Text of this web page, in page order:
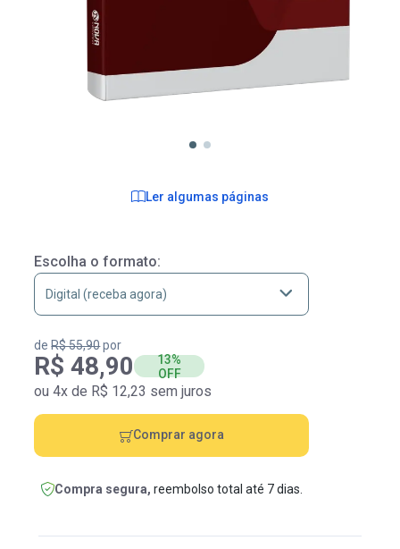
Ler algumas páginas
Escolha o formato:
deR$ 55,90por
R$ 48,90
13%
OFF
ou 4x de R$ 12,23 sem juros
Comprar agora
Compra segura, reembolso total até 7 dias.